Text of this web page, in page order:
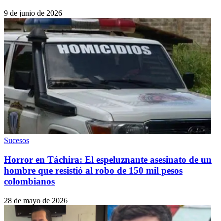
9 de junio de 2026
Sucesos
Horror en Táchira: El espeluznante asesinato de un
hombre que resistió al robo de 150 mil pesos
colombianos
28 de mayo de 2026